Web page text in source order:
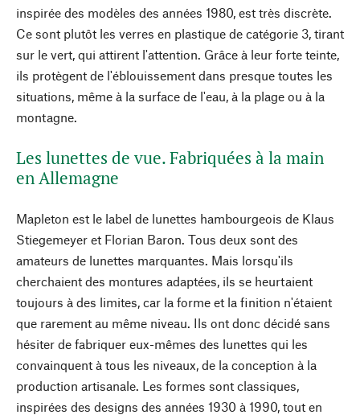
inspirée des modèles des années 1980, est très discrète.
Ce sont plutôt les verres en plastique de catégorie 3, tirant
sur le vert, qui attirent l'attention. Grâce à leur forte teinte,
ils protègent de l'éblouissement dans presque toutes les
situations, même à la surface de l'eau, à la plage ou à la
montagne.
Les lunettes de vue. Fabriquées à la main
en Allemagne
Mapleton est le label de lunettes hambourgeois de Klaus
Stiegemeyer et Florian Baron. Tous deux sont des
amateurs de lunettes marquantes. Mais lorsqu'ils
cherchaient des montures adaptées, ils se heurtaient
toujours à des limites, car la forme et la finition n'étaient
que rarement au même niveau. Ils ont donc décidé sans
hésiter de fabriquer eux-mêmes des lunettes qui les
convainquent à tous les niveaux, de la conception à la
production artisanale. Les formes sont classiques,
inspirées des designs des années 1930 à 1990, tout en